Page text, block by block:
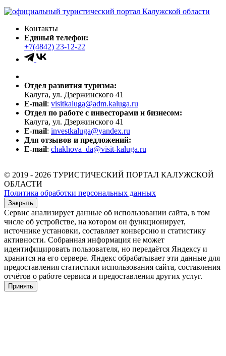
Контакты
Единый телефон:
+7(4842) 23-12-22
Отдел развития туризма:
Калуга, ул. Дзержинского 41
E-mail: visitkaluga@adm.kaluga.ru
Отдел по работе с инвесторами и бизнесом:
Калуга, ул. Дзержинского 41
E-mail: investkaluga@yandex.ru
Для отзывов и предложений:
E-mail: chakhova_da@visit-kaluga.ru
© 2019 - 2026 ТУРИСТИЧЕСКИЙ ПОРТАЛ КАЛУЖСКОЙ
ОБЛАСТИ
Политика обработки персональных данных
Закрыть
Сервис анализирует данные об использовании сайта, в том
числе об устройстве, на котором он функционирует,
источнике установки, составляет конверсию и статистику
активности. Собранная информация не может
идентифицировать пользователя, но передаётся Яндексу и
хранится на его сервере. Яндекс обрабатывает эти данные для
предоставления статистики использования сайта, составления
отчётов о работе сервиса и предоставления других услуг.
Принять